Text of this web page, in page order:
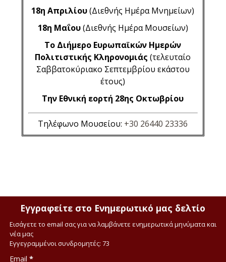
18η Απριλίου(Διεθνής Ημέρα Μνημείων)
18η Μαΐου(Διεθνής Ημέρα Μουσείων)
Το Διήμερο Ευρωπαϊκών Ημερών
Πολιτιστικής Κληρονομιάς (τελευταίο
Σαββατοκύριακο Σεπτεμβρίου εκάστου
έτους)
Την Εθνική εορτή 28ης Οκτωβρίου
Τηλέφωνο Μουσείου: +30 26440 23336
Εγγραφείτε στο Ενημερωτικό μας δελτίο
Εισάγετε το email σας για να λαμβάνετε ενημερωτικά μηνύματα και
νέα μας
Εγγεγραμμένοι συνδρομητές: 73
Email *